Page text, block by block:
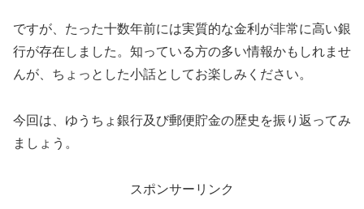
ですが、たった十数年前には実質的な金利が非常に高い銀
行が存在しました。知っている方の多い情報かもしれませ
んが、ちょっとした小話としてお楽しみください。
今回は、ゆうちょ銀行及び郵便貯金の歴史を振り返ってみ
ましょう。
スポンサーリンク